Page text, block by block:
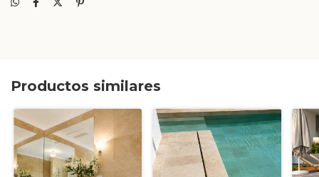
Productos similares